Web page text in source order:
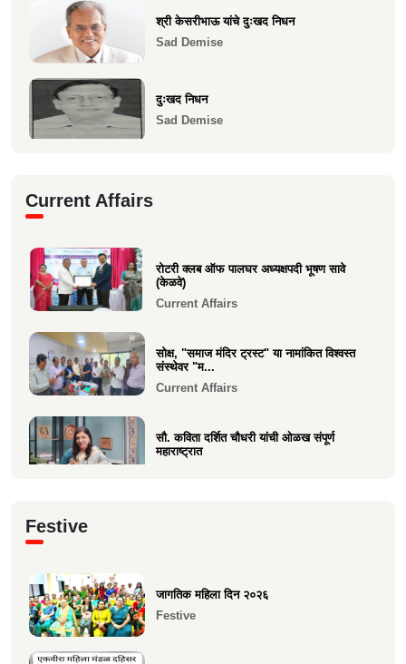
श्री केसरीभाऊ यांचे दुःखद निधन
Sad Demise
दुःखद निधन
Sad Demise
Sad Demise
Current Affairs
रोटरी क्लब ऑफ पालघर अध्यक्षपदी भूषण सावे
(केळवे)
Current Affairs
सोक्ष, "समाज मंदिर ट्रस्ट" या नामांकित विश्वस्त
संस्थेवर "म...
Current Affairs
सौ. कविता दर्शित चौधरी यांची ओळख संपूर्ण
महाराष्ट्रात
चे प्रकाशन
Festive
जागतिक महिला दिन २०२६
Festive